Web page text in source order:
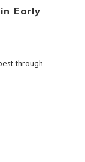
Early
through